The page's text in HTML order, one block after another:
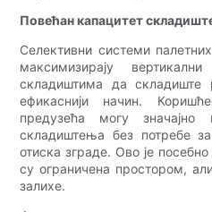
Повећан капацитет
Селективни системи
максимизирају
складиштима да складиште
ефикаснији начин.
предузећа могу значајно
складиштења без потребе
отиска зграде. Ово је
су ограничена простором,
залихе.